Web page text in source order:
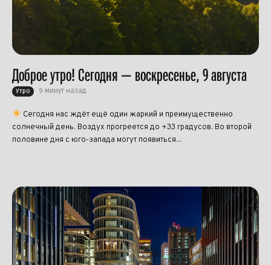
Доброе утро! Сегодня — воскресенье, 9 августа
Утро 9 минут назад
Сегодня нас ждёт ещё один жаркий и преимущественно
солнечный день. Воздух прогреется до +33 градусов. Во второй
половине дня с юго-запада могут появиться...